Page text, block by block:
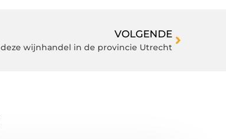
VOLGENDE
wijnhandel in de provincie Utrecht